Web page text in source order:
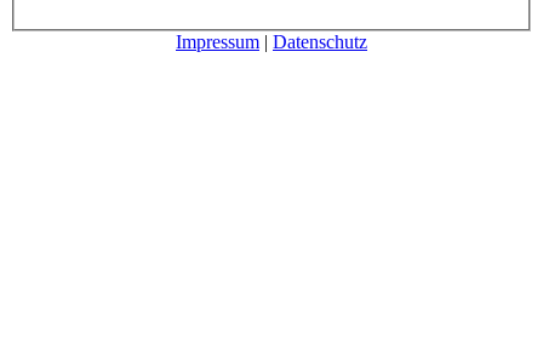
Impressum | Datenschutz